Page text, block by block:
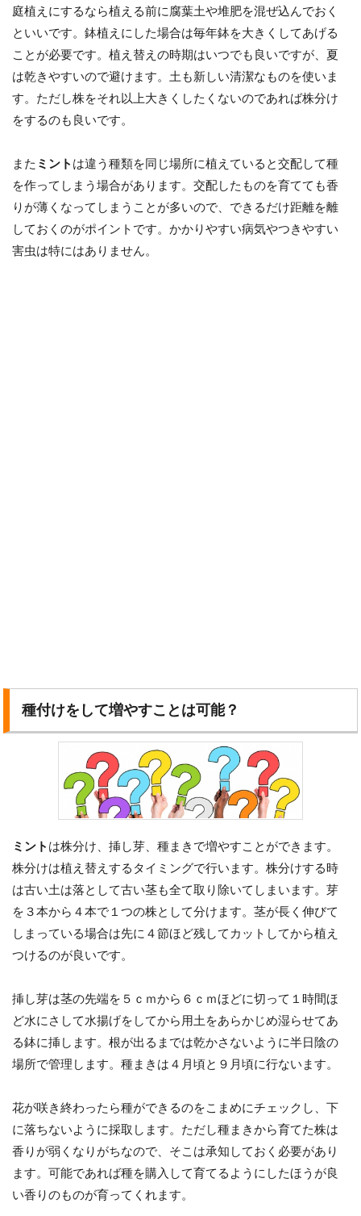
庭植えにするなら植える前に腐葉土や堆肥を混ぜ込んでおく
といいです。鉢植えにした場合は毎年鉢を大きくしてあげる
ことが必要です。植え替えの時期はいつでも良いですが、夏
は乾きやすいので避けます。土も新しい清潔なものを使いま
す。ただし株をそれ以上大きくしたくないのであれば株分け
をするのも良いです。
また ミント は違う種類を同じ場所に植えていると交配して種
を作ってしまう場合があります。交配したものを育てても香
りが薄くなってしまうことが多いので、できるだけ距離を離
しておくのがポイントです。かかりやすい病気やつきやすい
害虫は特にはありません。
種付けをして増やすことは可能？
ミント は株分け、挿し芽、種まきで増やすことができます。
株分けは植え替えするタイミングで行います。株分けする時
は古い土は落として古い茎も全て取り除いてしまいます。芽
を３本から４本で１つの株として分けます。茎が長く伸びて
しまっている場合は先に４節ほど残してカットしてから植え
つけるのが良いです。
挿し芽は茎の先端を５ｃｍから６ｃｍほどに切って１時間ほ
ど水にさして水揚げをしてから用土をあらかじめ湿らせてあ
る鉢に挿します。根が出るまでは乾かさないように半日陰の
場所で管理します。種まきは４月頃と９月頃に行ないます。
花が咲き終わったら種ができるのをこまめにチェックし、下
に落ちないように採取します。ただし種まきから育てた株は
香りが弱くなりがちなので、そこは承知しておく必要があり
ます。可能であれば種を購入して育てるようにしたほうが良
い香りのものが育ってくれます。